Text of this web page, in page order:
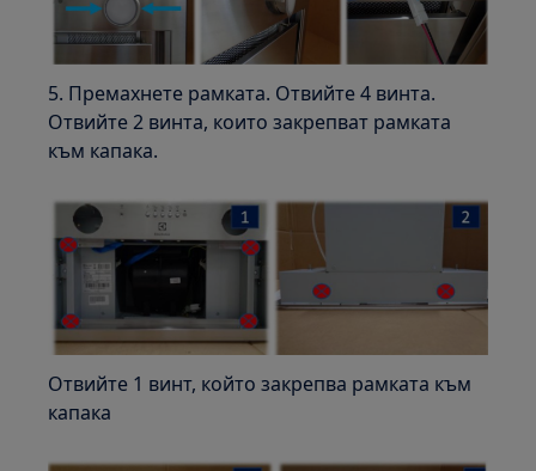
5. Премахнете рамката. Отвийте 4 винта.
Отвийте 2 винта, които закрепват рамката
към капака.
Отвийте 1 винт, който закрепва рамката към
капака